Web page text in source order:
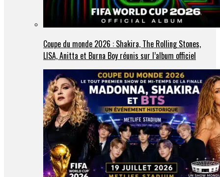
Coupe du monde 2026 : Shakira, The Rolling Stones,
LISA, Anitta et Burna Boy réunis sur l’album officiel